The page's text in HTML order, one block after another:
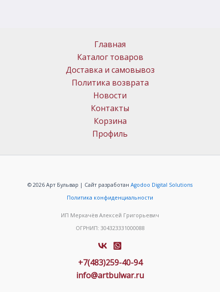
Главная
Каталог товаров
Доставка и самовывоз
Политика возврата
Новости
Контакты
Корзина
Профиль
© 2026 Арт Бульвар | Сайт разработан Agodoo Digital Solutions
Политика конфиденциальности
ИП Меркачёв Алексей Григорьевич
ОГРНИП: 304323331000088
+7(483)259-40-94
info@artbulwar.ru